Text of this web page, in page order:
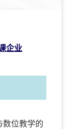
企业
数位教学的